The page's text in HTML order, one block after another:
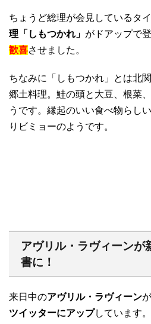
ちょうど総理が会見しているタ
理「しもつかれ」 がドアップで登
歓喜させました。
ちなみに「しもつかれ」とは北
郷土料理。鮭の頭と大豆、根菜
うです。縁起のいい食べ物らし
りビミョーのようです。
アヴリル・ラヴィーンが
書に！
来日中のアヴリル・ラヴィーン
ツイッターにアップしています。